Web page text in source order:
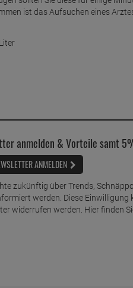
ist das Aufsuchen eines
anmelden & Vorteile samt
ANMELDEN
zukünftig über Trends,
werden. Diese Einwilligung
widerrufen werden. Hier finden